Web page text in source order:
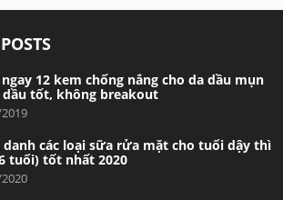
12 kem chống nắng cho da dầu mụn
tốt, không breakout
các loại sữa rửa mặt cho tuổi dậy thì
tuổi) tốt nhất 2020